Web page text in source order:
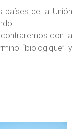
países de la Unión
con la
“biologique” y